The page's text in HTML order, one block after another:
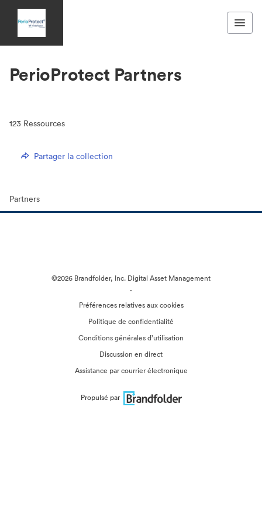
PerioProtect Partners
123 Ressources
Partager la collection
Partners
©2026 Brandfolder, Inc. Digital Asset Management
·
Préférences relatives aux cookies
Politique de confidentialité
Conditions générales d’utilisation
Discussion en direct
Assistance par courrier électronique
Propulsé par